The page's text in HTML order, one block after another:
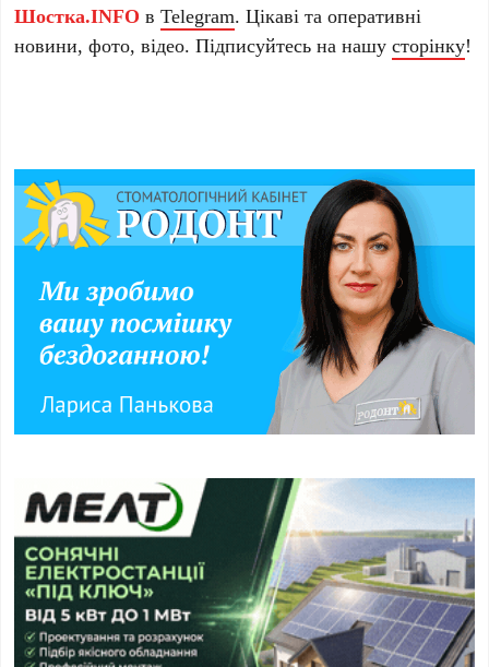
Шостка.INFO вTelegram. Цікаві та оперативні
новини, фото, відео. Підписуйтесь на нашусторінку!